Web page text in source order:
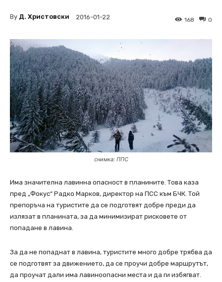
By Д. Христовски 2016-01-22 0
168
снимка: ППС
Има значителна лавинна опасност в планините. Това каза
пред „Фокус“ Радко Марков, директор на ПСС към БЧК. Той
препоръча на туристите да се подготвят добре преди да
излязат в планината, за да минимизират рисковете от
попадане в лавина.
За да не попаднат в лавина, туристите много добре трябва да
се подготвят за движението, да се проучи добре маршрутът,
да проучат дали има лавиноопасни места и да ги избягват.